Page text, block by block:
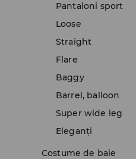
Pantaloni sport
Loose
Straight
Flare
Baggy
Barrel, balloon
Super wide leg
Eleganți
Costume de baie